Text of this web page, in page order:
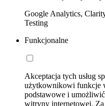
Google Analytics,
Testing
Funkcjonalne
Akceptacja tych usług
użytkownikowi funkcje
podstawowe i
witryny internetowej.